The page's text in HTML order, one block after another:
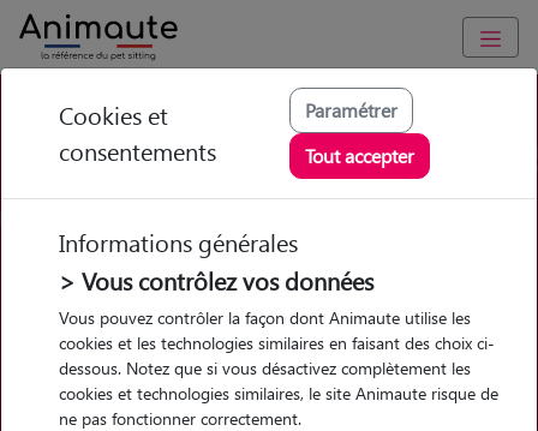
Meilleure croquette chat
senior stérilisé en 2026 : que
choisir ?
Garde
chez le Pet Sitter
Garde
chez le Pet Sitter
Promenades
Visites
Promenades
Visites
Cookies et
consentements
Paramétrer
Tout accepter
Informations générales
> Vous contrôlez vos données
Vous pouvez contrôler la façon dont Animaute utilise les
cookies et les technologies similaires en faisant des choix ci-
dessous. Notez que si vous désactivez complètement les
cookies et technologies similaires, le site Animaute risque de
ne pas fonctionner correctement.